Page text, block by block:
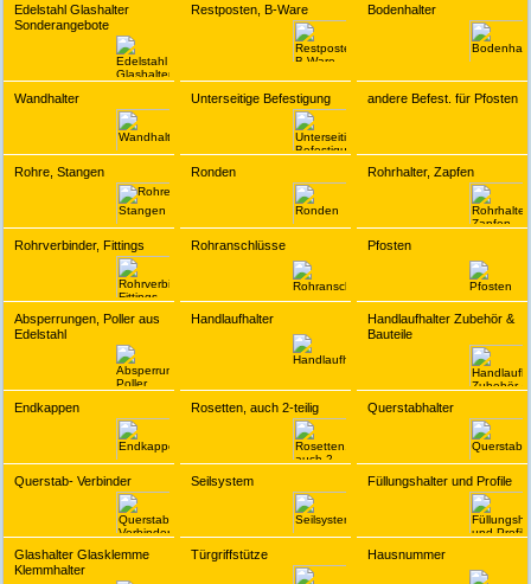
Edelstahl Glashalter
Sonderangebote
Restposten, B-Ware Bodenhalter
Wandhalter Unterseitige Befestigung andere Befest. für Pfosten
Rohre, Stangen Ronden Rohrhalter, Zapfen
Rohrverbinder, Fittings Rohranschlüsse Pfosten
Absperrungen, Poller aus
Edelstahl
Handlaufhalter
Handlaufhalter Zubehör &
Bauteile
Endkappen Rosetten, auch 2-teilig Querstabhalter
Querstab- Verbinder Seilsystem Füllungshalter und Profile
Glashalter Glasklemme
Klemmhalter
Türgriffstütze Hausnummer